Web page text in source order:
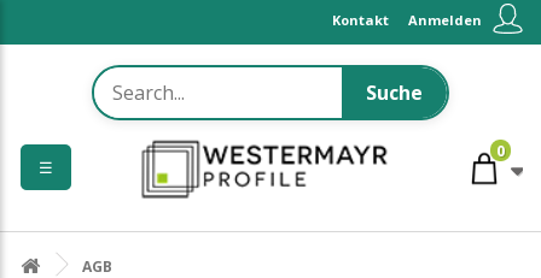
Anmelden
Kontakt
Suche
0
AGB
☰